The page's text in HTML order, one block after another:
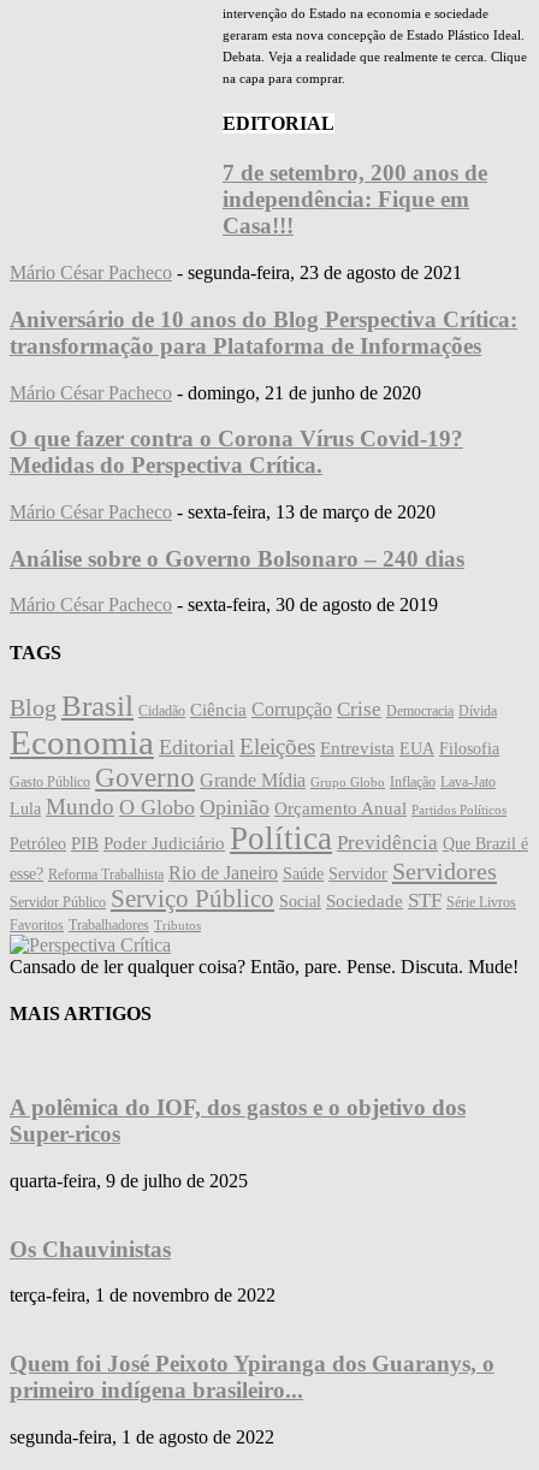
intervenção do Estado na economia e sociedade
geraram esta nova concepção de Estado Plástico Ideal.
Debata. Veja a realidade que realmente te cerca. Clique
na capa para comprar.
EDITORIAL
7 de setembro, 200 anos de
independência: Fique em
Casa!!!
Mário César Pacheco - segunda-feira, 23 de agosto de 2021
Aniversário de 10 anos do Blog Perspectiva Crítica:
transformação para Plataforma de Informações
Mário César Pacheco - domingo, 21 de junho de 2020
O que fazer contra o Corona Vírus Covid-19?
Medidas do Perspectiva Crítica.
Mário César Pacheco - sexta-feira, 13 de março de 2020
Análise sobre o Governo Bolsonaro – 240 dias
Mário César Pacheco - sexta-feira, 30 de agosto de 2019
TAGS
Blog Brasil Cidadão Ciência Corrupção Crise Democracia Dívida
Economia Editorial Eleições Entrevista EUA Filosofia
Gasto Público Governo Grande Mídia Grupo Globo Inflação Lava-Jato
Lula Mundo O Globo Opinião Orçamento Anual Partidos Políticos
Petróleo PIB Poder Judiciário Política Previdência Que Brazil é
esse? Reforma Trabalhista Rio de Janeiro Saúde Servidor Servidores
Servidor Público Serviço Público Social Sociedade STF Série Livros
Favoritos Trabalhadores Tributos
Cansado de ler qualquer coisa? Então, pare. Pense. Discuta. Mude!
MAIS ARTIGOS
A polêmica do IOF, dos gastos e o objetivo dos
Super-ricos
quarta-feira, 9 de julho de 2025
Os Chauvinistas
terça-feira, 1 de novembro de 2022
Quem foi José Peixoto Ypiranga dos Guaranys, o
primeiro indígena brasileiro...
segunda-feira, 1 de agosto de 2022